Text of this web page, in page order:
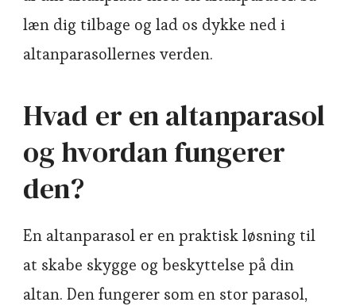
læn dig tilbage og lad os dykke ned i
altanparasollernes verden.
Hvad er en altanparasol
og hvordan fungerer
den?
En altanparasol er en praktisk løsning til
at skabe skygge og beskyttelse på din
altan. Den fungerer som en stor parasol,